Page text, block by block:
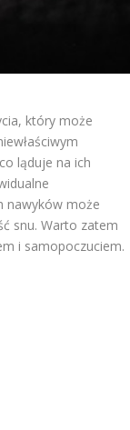
który może
ląduje na ich
nawyków może
snu. Warto zatem
i samopoczuciem.